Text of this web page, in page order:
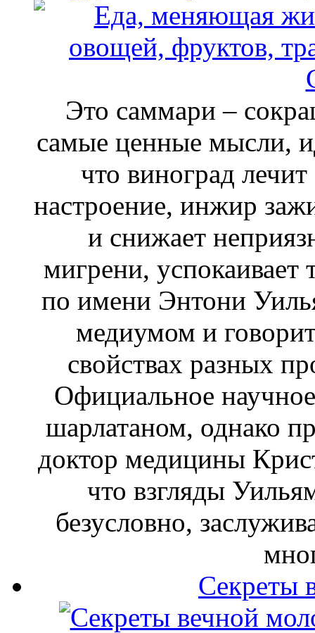
Это саммари –
самые ценные мысли,
что виноград
настроение, инжир
и снижает
мигрени, успокаивает
по имени Энтони
медиумом и
свойствах разных
Официальное
шарлатаном, однако
доктор медицины
что взгляды
безусловно,
Секреты